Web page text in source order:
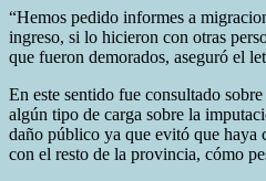
“Hemos pedido informes a
ingreso, si lo hicieron con otras
que fueron demorados, aseguró el
En este sentido fue consultado
algún tipo de carga sobre la
daño público ya que evitó que haya
con el resto de la provincia, cómo